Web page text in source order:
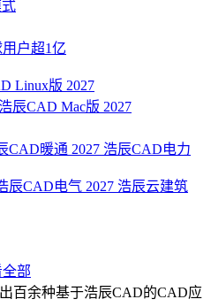
户超1亿
Linux版 2027
浩辰CAD Mac版 2027
CAD暖通 2027 浩辰CAD电力
辰CAD电气 2027 浩辰云建筑
部
百余种基于浩辰CAD的CAD应